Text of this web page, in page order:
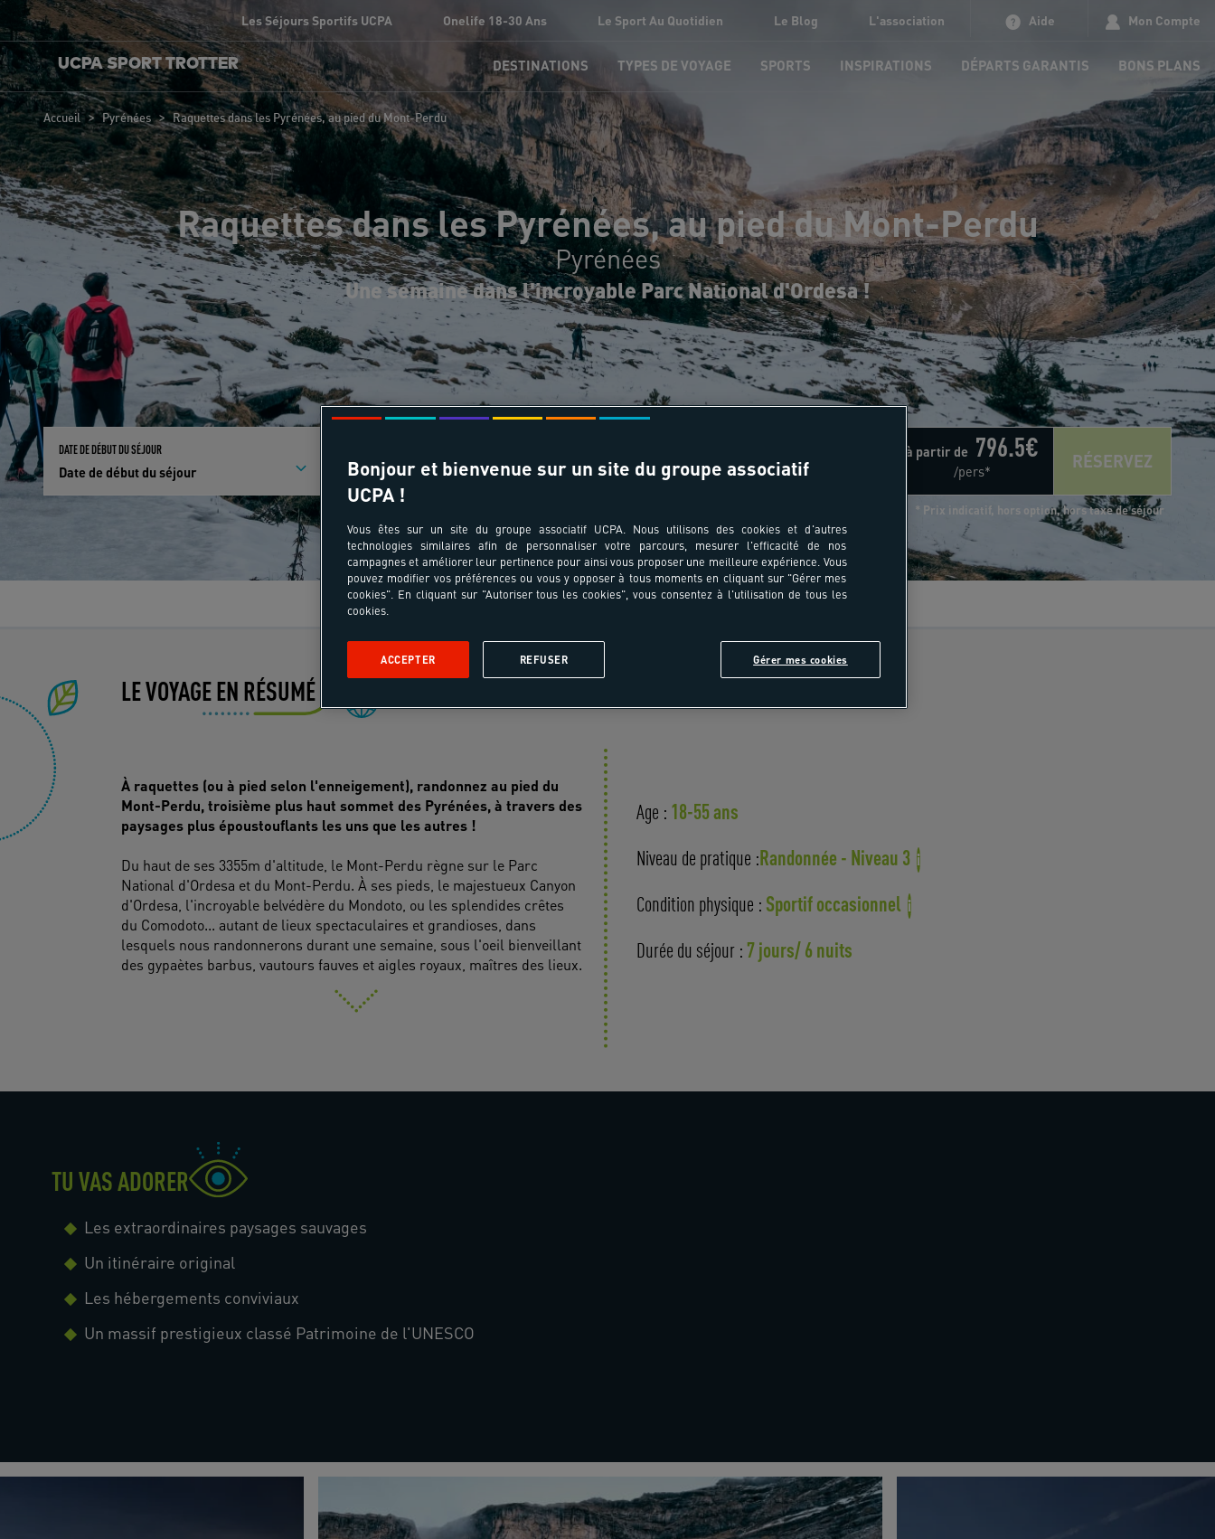
Les Séjours Sportifs UCPA Onelife 18-30 Ans Le Sport Au Quotidien Le Blog L'association Aide Mon Compte
UCPA SPORT TROTTER DESTINATIONS TYPES DE VOYAGE SPORTS INSPIRATIONS DÉPARTS GARANTIS BONS PLANS
Accueil > Pyrénées > Raquettes dans les Pyrénées, au pied du Mont-Perdu
Raquettes dans les Pyrénées, au pied du Mont-Perdu
Pyrénées
Une semaine dans l'incroyable Parc National d'Ordesa !
DATE DE DÉBUT DU SÉJOUR
Date de début du séjour Qui participe au séjour ? Choisissez votre ville de départ
à partir de 796.5€
/pers* RÉSERVEZ
* Prix indicatif, hors option, hors taxe de séjour
Le voyage En images Jour après jour Infos pratiques Avis
LE VOYAGE EN RÉSUMÉ
À raquettes (ou à pied selon l'enneigement), randonnez au pied du
Mont-Perdu, troisième plus haut sommet des Pyrénées, à travers des
paysages plus époustouflants les uns que les autres !
Du haut de ses 3355m d'altitude, le Mont-Perdu règne sur le Parc
National d'Ordesa et du Mont-Perdu. À ses pieds, le majestueux Canyon
d'Ordesa, l'incroyable belvédère du Mondoto, ou les splendides crêtes
du Comodoto... autant de lieux spectaculaires et grandioses, dans
lesquels nous randonnerons durant une semaine, sous l'oeil bienveillant
des gypaètes barbus, vautours fauves et aigles royaux, maîtres des lieux.
Age : 18-55 ans
Niveau de pratique :Randonnée - Niveau 3 i
Condition physique : Sportif occasionnel i
Durée du séjour : 7 jours/ 6 nuits
TU VAS ADORER
Les extraordinaires paysages sauvages
Un itinéraire original
Les hébergements conviviaux
Un massif prestigieux classé Patrimoine de l'UNESCO
Bonjour et bienvenue sur un site du groupe associatif
UCPA !
Vous êtes sur un site du groupe associatif UCPA. Nous utilisons des cookies et d'autres
technologies similaires afin de personnaliser votre parcours, mesurer l'efficacité de nos
campagnes et améliorer leur pertinence pour ainsi vous proposer une meilleure expérience. Vous
pouvez modifier vos préférences ou vous y opposer à tous moments en cliquant sur "Gérer mes
cookies". En cliquant sur "Autoriser tous les cookies", vous consentez à l'utilisation de tous les
cookies.
Gérer mes cookies
REFUSER
ACCEPTER